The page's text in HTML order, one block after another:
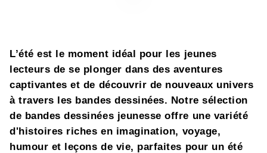
L’été est le moment idéal pour les jeunes
lecteurs de se plonger dans des aventures
captivantes et de découvrir de nouveaux univers
à travers les bandes dessinées. Notre sélection
de bandes dessinées jeunesse offre une variété
d'histoires riches en imagination, voyage,
humour et leçons de vie, parfaites pour un été